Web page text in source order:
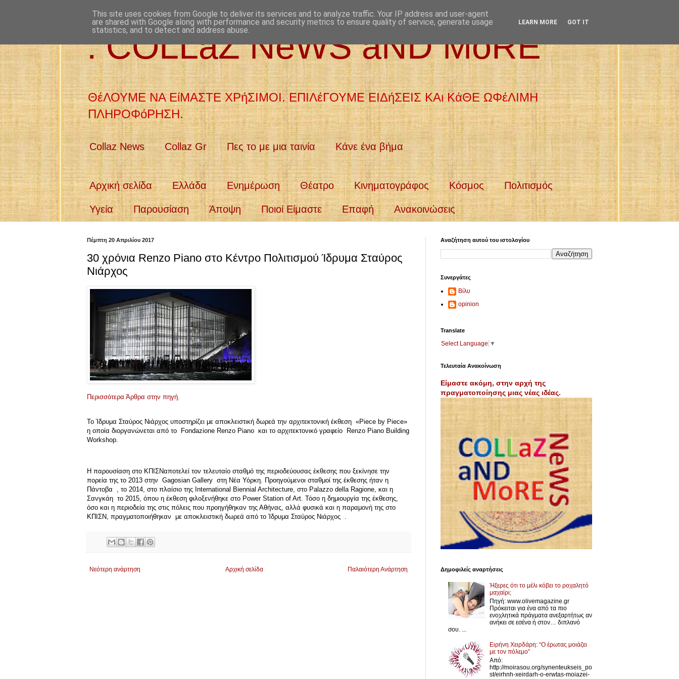
: COLLaZ NeWS aND MoRE
ΘέΛΟΥΜΕ ΝΑ ΕίΜΑΣΤΕ ΧΡήΣΙΜΟΙ. ΕΠΙΛέΓΟΥΜΕ ΕΙΔήΣΕΙΣ ΚΑι ΚάΘΕ ΩΦέΛΙΜΗ
ΠΛΗΡΟΦόΡΗΣΗ.
Collaz News Collaz Gr Πες το με μια ταινία Κάνε ένα βήμα
Αρχική σελίδα Ελλάδα Ενημέρωση Θέατρο Κινηματογράφος Κόσμος Πολιτισμός
Υγεία Παρουσίαση Άποψη Ποιοί Είμαστε Επαφή Ανακοινώσεις
Πέμπτη 20 Απριλίου 2017
30 χρόνια Renzo Piano στο Κέντρο Πολιτισμού Ίδρυμα Σταύρος
Νιάρχος
Περισσότερα Άρθρα στην πηγή.
Το Ίδρυμα Σταύρος Νιάρχος υποστηρίζει με αποκλειστική δωρεά την αρχιτεκτονική έκθεση «Piece by Piece»
η οποία διοργανώνεται από το Fondazione Renzo Piano και το αρχιτεκτονικό γραφείο Renzo Piano Building
Workshop.
Η παρουσίαση στο ΚΠΙΣΝαποτελεί τον τελευταίο σταθμό της περιοδεύουσας έκθεσης που ξεκίνησε την
πορεία της το 2013 στην Gagosian Gallery στη Νέα Υόρκη. Προηγούμενοι σταθμοί της έκθεσης ήταν η
Πάντοβα , το 2014, στο πλαίσιο της International Biennial Architecture, στο Palazzo della Ragione, και η
Σανγκάη το 2015, όπου η έκθεση φιλοξενήθηκε στο Power Station of Art. Τόσο η δημιουργία της έκθεσης,
όσο και η περιοδεία της στις πόλεις που προηγήθηκαν της Αθήνας, αλλά φυσικά και η παραμονή της στο
ΚΠΙΣΝ, πραγματοποιήθηκαν με αποκλειστική δωρεά από το Ίδρυμα Σταύρος Νιάρχος .
Νεότερη ανάρτηση Παλαιότερη Ανάρτηση
Αρχική σελίδα
Αναζήτηση αυτού του ιστολογίου
Συνεργάτες
Βίλυ
opinion
Translate
Select Language ▼
Τελευταία Ανακοίνωση
Είμαστε ακόμη, στην αρχή της
πραγματοποίησης μιας νέας ιδέας.
Δημοφιλείς αναρτήσεις
Ήξερες ότι το μέλι κόβει το ροχαλητό
μαχαίρι;
Πηγή: www.olivemagazine.gr
Πρόκειται για ένα από τα πιο
ενοχλητικά πράγματα ανεξαρτήτως αν
ανήκει σε εσένα ή στον… διπλανό
σου. ...
Ειρήνη Χειρδάρη: “Ο έρωτας μοιάζει
με τον πόλεμο”
Από:
http://moirasou.org/synenteukseis_po
st/eirhnh-xeirdarh-o-erwtas-moiazei-
This site uses cookies from Google to deliver its services and to analyze traffic. Your IP address and user-agent
are shared with Google along with performance and security metrics to ensure quality of service, generate usage
statistics, and to detect and address abuse.
LEARN MORE GOT IT